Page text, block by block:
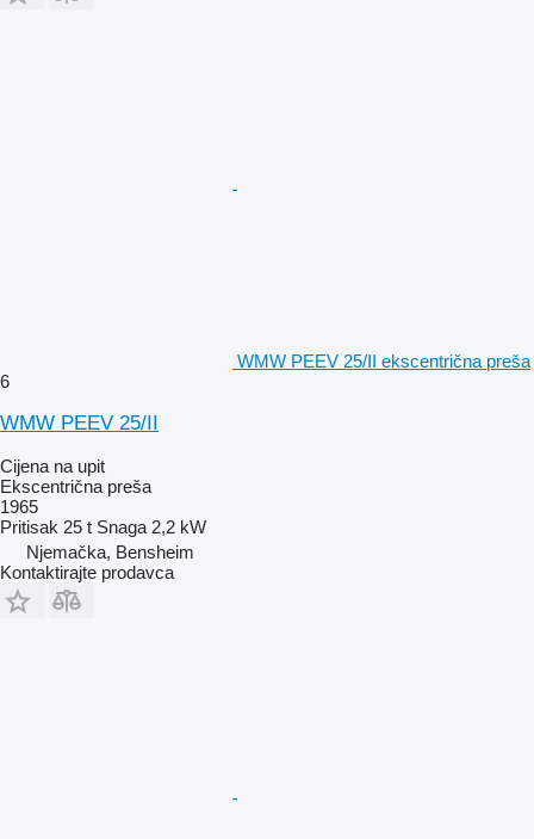
WMW PEEV 25/II ekscentrična preša
6
WMW PEEV 25/II
Cijena na upit
Ekscentrična preša
1965
Pritisak 25 t Snaga 2,2 kW
Njemačka, Bensheim
Kontaktirajte prodavca